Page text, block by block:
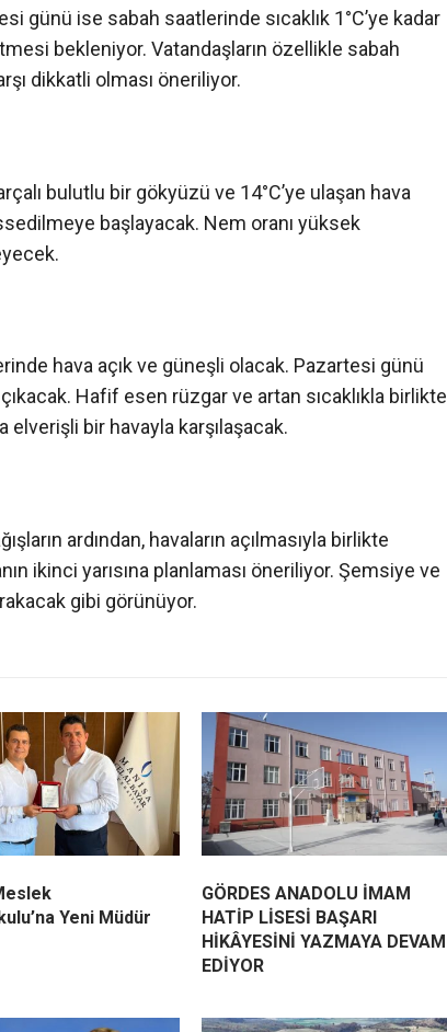
günü ise sabah saatlerinde sıcaklık 1°C’ye kadar
bekleniyor. Vatandaşların özellikle sabah
dikkatli olması öneriliyor.
bulutlu bir gökyüzü ve 14°C’ye ulaşan hava
başlayacak. Nem oranı yüksek
hava açık ve güneşli olacak. Pazartesi günü
çıkacak. Hafif esen rüzgar ve artan sıcaklıkla birlikte
bir havayla karşılaşacak.
ardından, havaların açılmasıyla birlikte
ikinci yarısına planlaması öneriliyor. Şemsiye ve
gibi görünüyor.
Yeni Müdür
GÖRDES ANADOLU İMAM
HATİP LİSESİ BAŞARI
HİKÂYESİNİ YAZMAYA DEVAM
EDİYOR